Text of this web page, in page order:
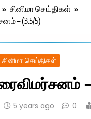
Sports
சினிமா செய்திகள்
– (3.5/5)
சினிமா செய்திகள்
5 years ago 0